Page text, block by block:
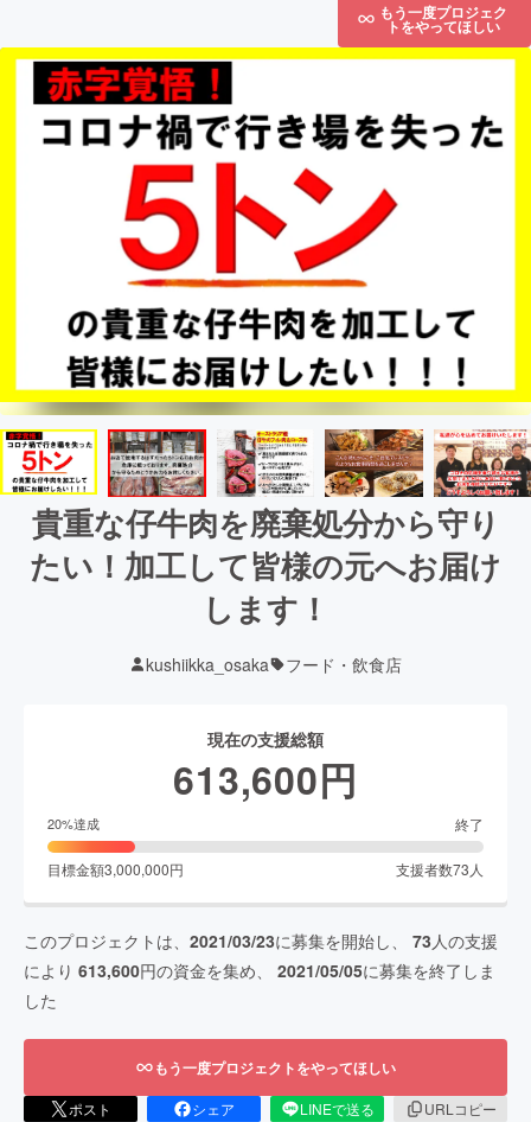
もう一度プロジェク
トをやってほしい
貴重な仔牛肉を廃棄処分から守り
たい！加工して皆様の元へお届け
します！
kushiikka_osaka フード・飲食店
現在の支援総額
613,600円
20%達成 終了
目標金額3,000,000円 支援者数73 人
このプロジェクトは、 2021/03/23に募集を開始し、 73 人の支援
により 613,600円の資金を集め、 2021/05/05に募集を終了しま
した
もう一度プロジェクトをやってほしい
ポスト シェア LINEで送る
URLコピー